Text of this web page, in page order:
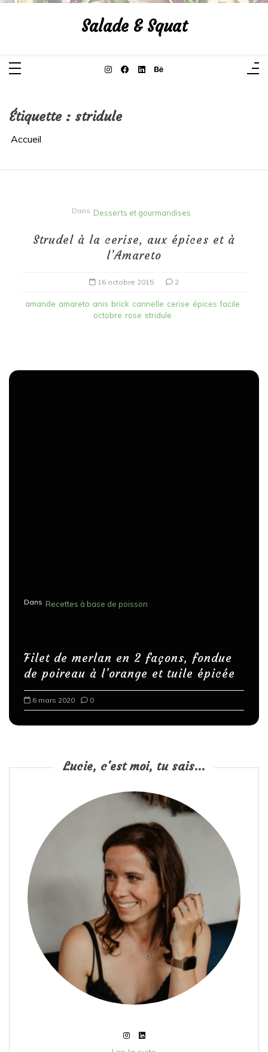
Aller
Salade & Squat
Étiquette : stridule
Accueil
Dans Desserts et gourmandises
Strudel à la cerise, aux épices et à
l’Amareto
16 octobre 2015 2
amande amareto anis brick cannelle cerise épices facile
octobre rose stridule
Dans Recettes à base de poisson
Filet de merlan en 2 façons, fondue
de poireau à l’orange et tuile épicée
6 mars 2020 0
Lucie, c'est moi, tu sais...